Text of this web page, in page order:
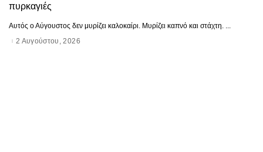
πυρκαγιές
Αυτός ο Αύγουστος δεν μυρίζει καλοκαίρι. Μυρίζει καπνό και στάχτη.
2 Αυγούστου, 2026